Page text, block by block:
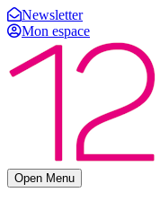
Newsletter
Mon espace
Open Menu